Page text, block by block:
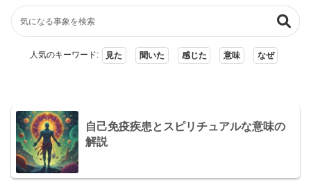
人気のキーワード: 見た 聞いた 感じた 意味 なぜ
自己免疫疾患とスピリチュアルな意味の
解説